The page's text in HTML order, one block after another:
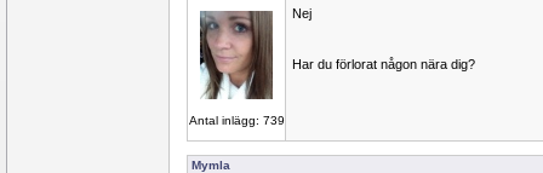
Antal inlägg: 739
Nej
Har du förlorat någon nära dig?
Mymla